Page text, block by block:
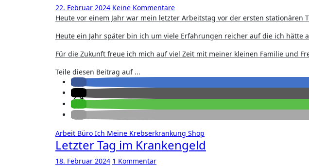
22. Februar 2024 Keine Kommentare
Heute vor einem Jahr war mein letzter Arbeitstag vor der ersten
Heute ein Jahr später bin ich um viele Erfahrungen reicher auf die ich hätte
Für die Zukunft freue ich mich auf viel Zeit mit meiner kleinen Familie und
Teile diesen Beitrag auf ...
Arbeit Büro Ich Meine Krebserkrankung Shop
Letzter Tag im Krankengeld
18. Februar 2024 1 Kommentar